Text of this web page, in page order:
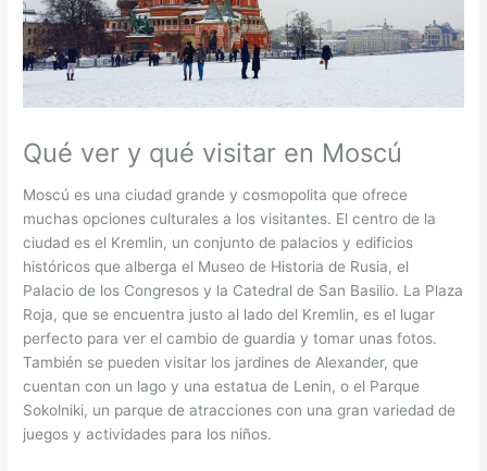
Qué ver y qué visitar en Moscú
Moscú es una ciudad grande y cosmopolita que ofrece
muchas opciones culturales a los visitantes. El centro de la
ciudad es el Kremlin, un conjunto de palacios y edificios
históricos que alberga el Museo de Historia de Rusia, el
Palacio de los Congresos y la Catedral de San Basilio. La Plaza
Roja, que se encuentra justo al lado del Kremlin, es el lugar
perfecto para ver el cambio de guardia y tomar unas fotos.
También se pueden visitar los jardines de Alexander, que
cuentan con un lago y una estatua de Lenin, o el Parque
Sokolniki, un parque de atracciones con una gran variedad de
juegos y actividades para los niños.